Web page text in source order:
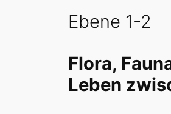
Ebene 1-2
Flora,
Leben